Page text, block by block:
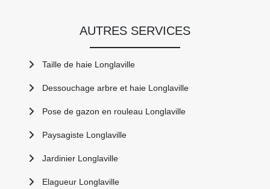
AUTRES SERVICES
Taille de haie Longlaville
Dessouchage arbre et haie Longlaville
Pose de gazon en rouleau Longlaville
Paysagiste Longlaville
Jardinier Longlaville
Elagueur Longlaville